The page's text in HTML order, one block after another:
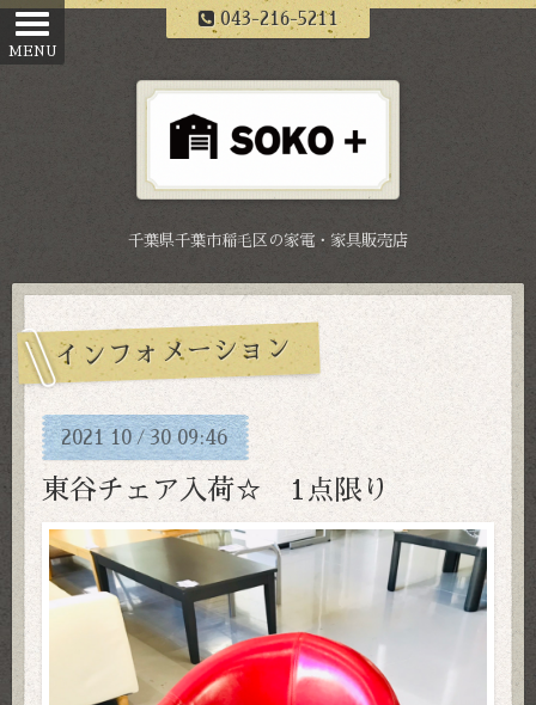
043-216-5211
千葉県千葉市稲毛区の家電・家具販売店
インフォメーション
2021 10/30 09:46
東谷チェア入荷☆ 1点限り